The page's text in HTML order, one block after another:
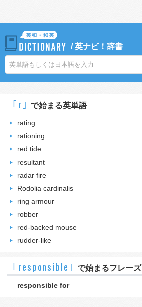
/英ナビ！辞書
｢r｣ で始まる英単語
rating
rationing
red tide
resultant
radar fire
Rodolia cardinalis
ring armour
robber
red-backed mouse
rudder-like
｢responsible｣ で始まるフレーズ
responsible for